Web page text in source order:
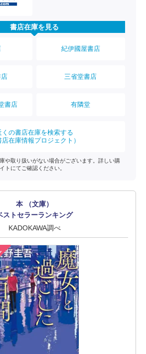
書店在庫を見る
紀伊國屋書店
店 三省堂書店
書店 有隣堂
くの書店在庫を検索する
店在庫情報プロジェクト）
や取り扱いがない場合がございます。詳しい購
トにてご確認ください。
本 （文庫）
ストセラーランキング
KADOKAWA調べ